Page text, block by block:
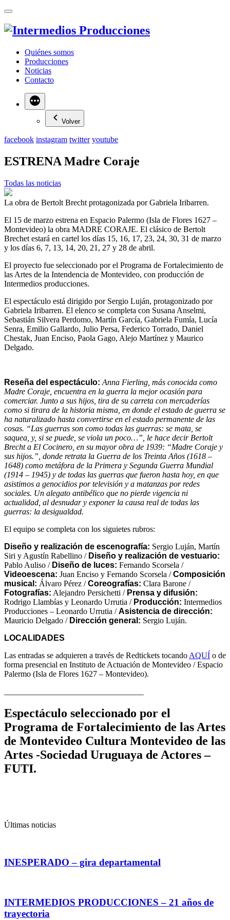
Quiénes somos
Producciones
Noticias
Contacto
Más
Volver
facebook instagram twitter youtube
ESTRENA Madre Coraje
Todas las noticias
La obra de Bertolt Brecht protagonizada por Gabriela Iribarren.
El 15 de marzo estrena en Espacio Palermo (Isla de Flores 1627 –
Montevideo) la obra MADRE CORAJE. El clásico de Bertolt
Brechet estará en cartel los días 15, 16, 17, 23, 24, 30, 31 de marzo
y los días 6, 7, 13, 14, 20, 21, 27 y 28 de abril.
El proyecto fue seleccionado por el Programa de Fortalecimiento de
las Artes de la Intendencia de Montevideo, con producción de
Intermedios producciones.
El espectáculo está dirigido por Sergio Luján, protagonizado por
Gabriela Iribarren. El elenco se completa con Susana Anselmi,
Sebastián Silvera Perdomo, Martín García, Gabriela Fumía, Lucía
Senra, Emilio Gallardo, Julio Persa, Federico Torrado, Daniel
Chestak, Juan Enciso, Paola Gago, Alejo Martínez y Maurico
Delgado.
Reseña del espectáculo: Anna Fierling, más conocida como
Madre Coraje, encuentra en la guerra la mejor ocasión para
comerciar. Junto a sus hijos, tira de su carreta con mercaderías
como si tirara de la historia misma, en donde el estado de guerra se
ha naturalizado hasta convertirse en el estado permanente de las
cosas. “Las guerras son como todas las guerras: se mata, se
saquea, y, si se puede, se viola un poco…”, le hace decir Bertolt
Brecht a El Cocinero, en su mayor obra de 1939: “Madre Coraje y
sus hijos.”, donde retrata la Guerra de los Treinta Años (1618 –
1648) como metáfora de la Primera y Segunda Guerra Mundial
(1914 – 1945) y de todas las guerras que fueron hasta hoy, en que
asistimos a genocidios por televisión y a matanzas por redes
sociales. Un alegato antibélico que no pierde vigencia ni
actualidad, al desnudar y exponer la causa real de todas las
guerras: la desigualdad.
El equipo se completa con los siguietes rubros:
Diseño y realización de escenografía: Sergio Luján, Martín
Siri y Agustín Rabellino / Diseño y realización de vestuario:
Pablo Auliso / Diseño de luces: Fernando Scorsela /
Videoescena: Juan Enciso y Fernando Scorsela /Composición
musical: Álvaro Pérez /Coreografías: Clara Barone /
Fotografías: Alejandro Persichetti / Prensa y difusión:
Rodrigo Llambías y Leonardo Urrutia / Producción: Intermedios
Producciones – Leonardo Urrutia /Asistencia de dirección:
Mauricio Delgado / Dirección general: Sergio Luján.
LOCALIDADES
Las entradas se adquieren a través de Redtickets tocando AQUÍ o de
forma presencial en Instituto de Actuación de Montevideo / Espacio
Palermo (Isla de Flores 1627 – Montevideo).
Espectáculo seleccionado por el
Programa de Fortalecimiento de las Artes
de Montevideo Cultura Montevideo de las
Artes -Sociedad Uruguaya de Actores –
FUTI.
Últimas noticias
INESPERADO – gira departamental
INTERMEDIOS PRODUCCIONES – 21 años de
trayectoria